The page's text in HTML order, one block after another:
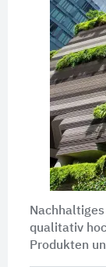
qualitativ
Produkten